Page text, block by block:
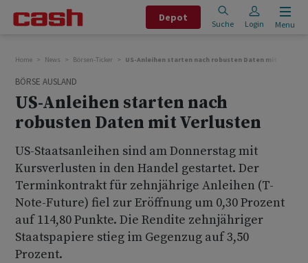
Depot
Suche Login Menu
Home News Börsen-Ticker US-Anleihen starten nach robusten Daten mit
BÖRSE AUSLAND
US-Anleihen starten nach
robusten Daten mit Verlusten
US-Staatsanleihen sind am Donnerstag mit
Kursverlusten in den Handel gestartet. Der
Terminkontrakt für zehnjährige Anleihen (T-
Note-Future) fiel zur Eröffnung um 0,30 Prozent
auf 114,80 Punkte. Die Rendite zehnjähriger
Staatspapiere stieg im Gegenzug auf 3,50
Prozent.